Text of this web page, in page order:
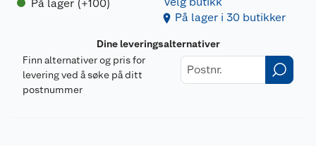
På lager (+100)
På lager i 30 butikker
Dine leveringsalternativer
Finn alternativer og pris for
levering ved å søke på ditt
postnummer